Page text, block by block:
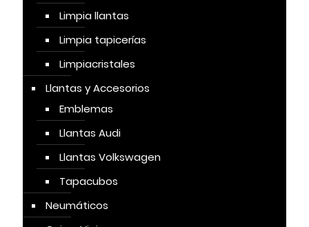
Limpia llantas
Limpia tapicerías
Limpiacristales
Llantas y Accesorios
Emblemas
Llantas Audi
Llantas Volkswagen
Tapacubos
Neumáticos